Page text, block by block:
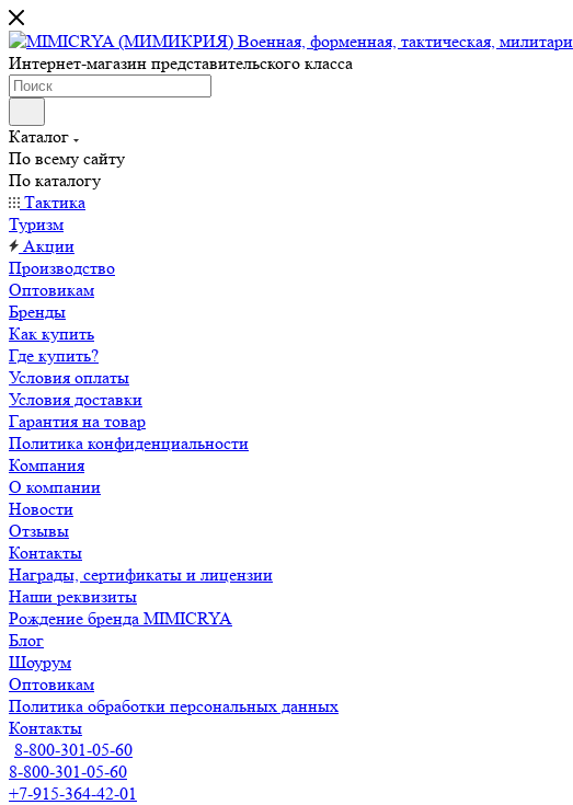
Интернет-магазин представительского класса
Каталог
По всему сайту
По каталогу
Тактика
Туризм
Акции
Производство
Оптовикам
Бренды
Как купить
Где купить?
Условия оплаты
Условия доставки
Гарантия на товар
Политика конфиденциальности
Компания
О компании
Новости
Отзывы
Контакты
Награды, сертификаты и лицензии
Наши реквизиты
Рождение бренда MIMICRYA
Блог
Шоурум
Оптовикам
Политика обработки персональных данных
Контакты
8-800-301-05-60
8-800-301-05-60
+7-915-364-42-01